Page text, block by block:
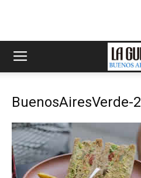
BuenosAiresVerde-2